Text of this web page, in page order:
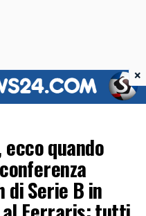
quando
Serie B in
×